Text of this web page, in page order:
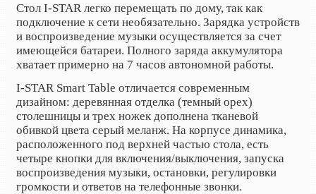
Стол I-STAR легко перемещать по дому, так как
подключение к сети необязательно. Зарядка устройств
и воспроизведение музыки осуществляется за счет
имеющейся батареи. Полного заряда аккумулятора
хватает примерно на 7 часов автономной работы.
I-STAR Smart Table отличается современным
дизайном: деревянная отделка (темный орех)
столешницы и трех ножек дополнена тканевой
обивкой цвета серый меланж. На корпусе динамика,
расположенного под верхней частью стола, есть
четыре кнопки для включения/выключения, запуска
воспроизведения музыки, остановки, регулировки
громкости и ответов на телефонные звонки.